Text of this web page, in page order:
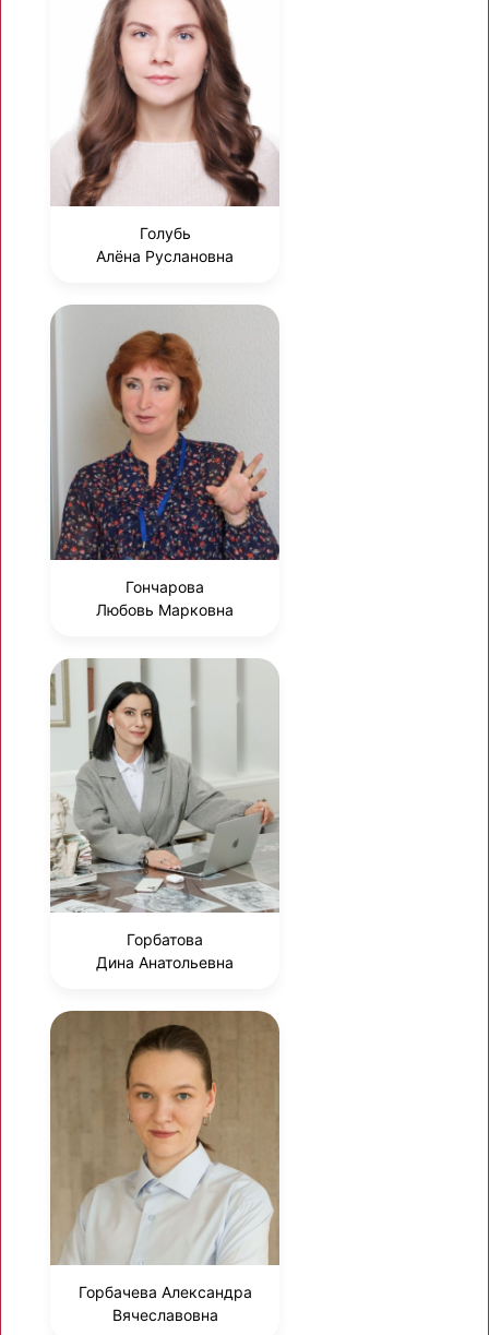
Голубь
Алёна Руслановна
Гончарова
Любовь Марковна
Горбатова
Дина Анатольевна
Горбачева Александра
Вячеславовна